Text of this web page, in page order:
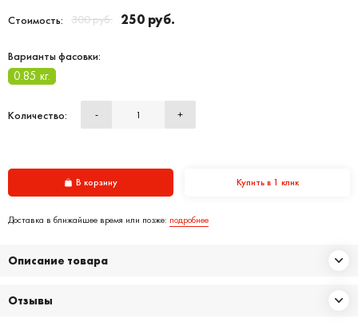
Стоимость: 300 руб. 250 руб.
Варианты фасовки:
0.85 кг.
Количество: - +
В корзину Купить в 1 клик
Доставка в ближайшее время или позже: подробнее
Описание товара
Отзывы